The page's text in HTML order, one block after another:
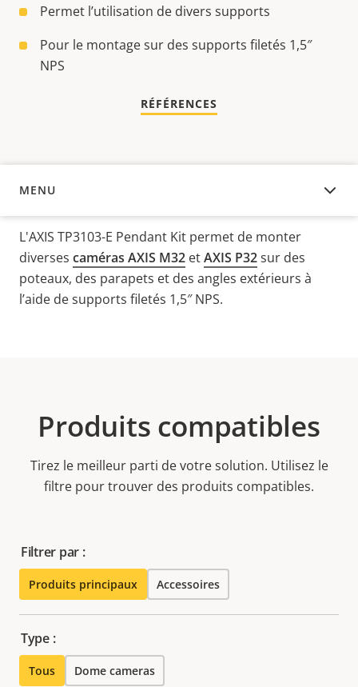
Permet l’utilisation de divers supports
Pour le montage sur des supports filetés 1,5″
NPS
RÉFÉRENCES
MENU
APERÇU
L'AXIS TP3103-E Pendant Kit permet de monter
diverses caméras AXIS M32 etAXIS P32sur des
poteaux, des parapets et des angles extérieurs à
l’aide de supports filetés 1,5″ NPS.
Produits compatibles
Tirez le meilleur parti de votre solution. Utilisez le
filtre pour trouver des produits compatibles.
Filtrer par :
Produits principaux Accessoires
Type :
Tous Dome cameras